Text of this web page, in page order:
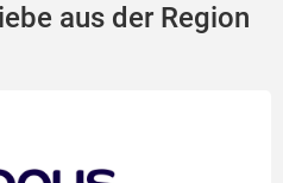
aus der Region